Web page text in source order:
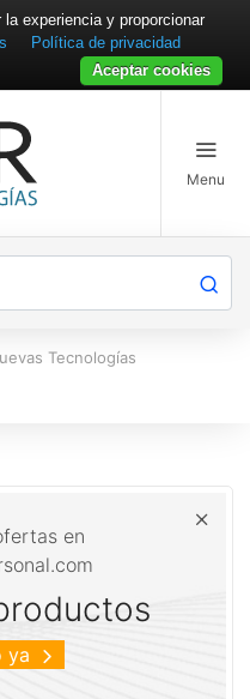
Menu
Tecnologías
en
ya
experiencia y proporcionar
Política de privacidad
Aceptar cookies